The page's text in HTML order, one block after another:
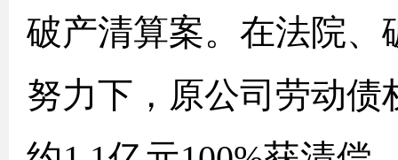
破产清算案。在法院、
努力下，原公司劳动